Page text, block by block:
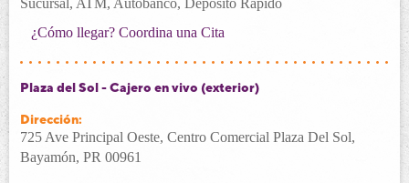
Sucursal, ATM, Autobanco, Depósito Rápido
¿Cómo llegar? Coordina una Cita
Plaza del Sol - Cajero en vivo (exterior)
Dirección:
725 Ave Principal Oeste, Centro Comercial Plaza Del Sol,
Bayamón, PR 00961